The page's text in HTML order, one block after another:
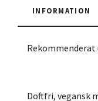
INFORMATION
Rekommenderat
Doftfri, vegansk